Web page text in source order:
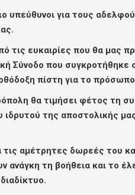
υπεύθυνοι για τους
τις ευκαιρίες που θα μας
Σύνοδο που
πίστη για το
θα τιμήσει φέτος
της αποστολικής
αμέτρητες δωρεές του
ανάγκη τη βοήθεια και το